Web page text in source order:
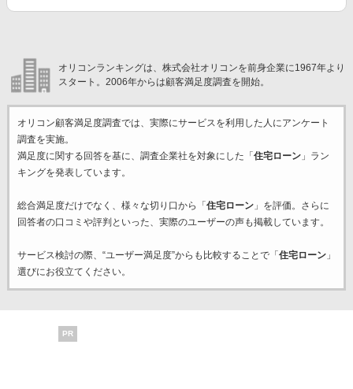
オリコンランキングは、株式会社オリコンを前身企業に1967年より
スタート。2006年からは顧客満足度調査を開始。
オリコン顧客満足度調査では、実際にサービスを利用した 人にアンケート
調査を実施。
満足度に関する回答を基に、調査企業社を対象にした「 住宅ローン」ラン
キングを発表しています。
総合満足度だけでなく、様々な切り口から「 住宅ローン」を評価。さらに
回答者の口コミや評判といった、実際のユーザーの声も掲載しています。
サービス検討の際、“ユーザー満足度”からも比較することで「 住宅ローン」
選びにお役立てください。
PR